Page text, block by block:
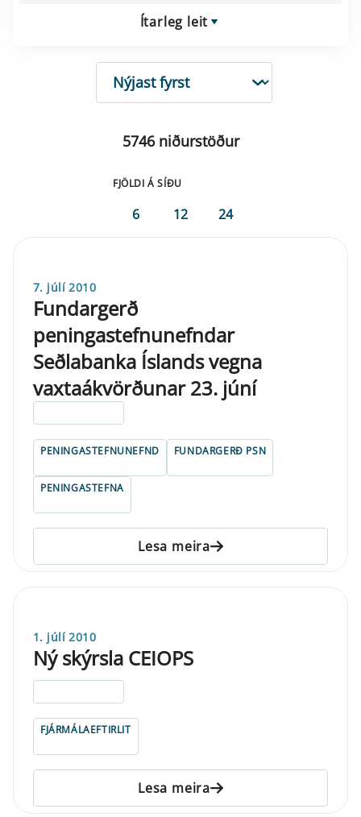
Ítarleg leit
RÖÐUN
5746 niðurstöður
FJÖLDI Á SÍÐU
6 12 24
7. júlí 2010
Fundargerð
peningastefnunefndar
Seðlabanka Íslands vegna
vaxtaákvörðunar 23. júní
PENINGASTEFNUNEFND FUNDARGERÐ PSN
PENINGASTEFNA
Lesa meira
1. júlí 2010
Ný skýrsla CEIOPS
FJÁRMÁLAEFTIRLIT
Lesa meira